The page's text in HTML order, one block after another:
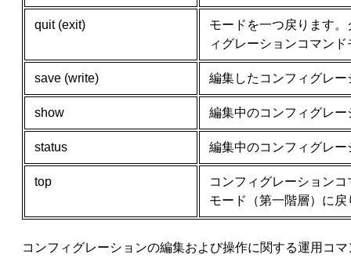
quit (exit)
モードを一つ戻ります
ィグレーションコマン
save (write) 編集したコンフィグレ
show 編集中のコンフィグレ
status 編集中のコンフィグレ
top
コンフィグレーション
モード（第一階層）に戻
コンフィグレーションの編集および操作に関する運用コ